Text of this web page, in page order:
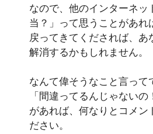
なので、他のインターネッ
当？」って思うことがあれ
戻ってきてくだされば、あ
解消するかもしれません。
なんて偉そうなこと言って
「間違ってるんじゃない
があれば、何なりとコメン
ださい。